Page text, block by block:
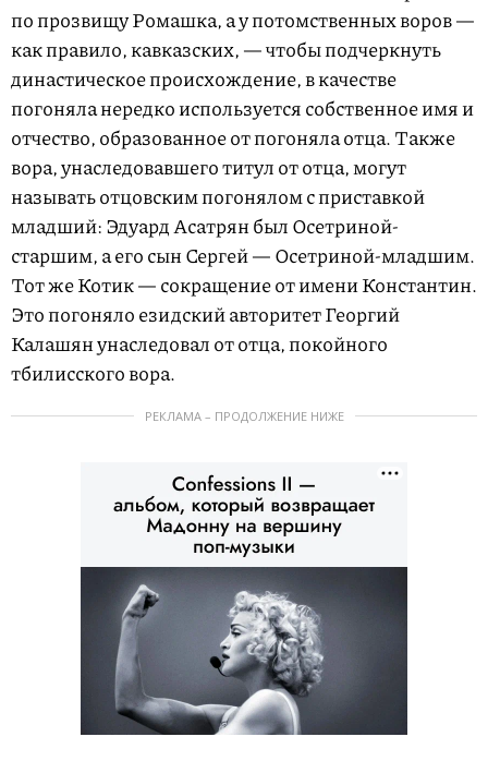
по прозвищу Ромашка, а у потомственных воров —
как правило, кавказских, — чтобы подчеркнуть
династическое происхождение, в качестве
погоняла нередко используется собственное имя и
отчество, образованное от погоняла отца. Также
вора, унаследовавшего титул от отца, могут
называть отцовским погонялом с приставкой
младший: Эдуард Асатрян был Осетриной-
старшим, а его сын Сергей — Осетриной-младшим.
Тот же Котик — сокращение от имени Константин.
Это погоняло езидский авторитет Георгий
Калашян унаследовал от отца, покойного
тбилисского вора.
РЕКЛАМА – ПРОДОЛЖЕНИЕ НИЖЕ